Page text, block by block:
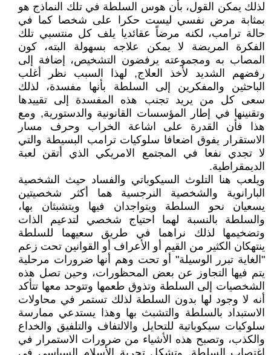
لذلك يمكن القول، بأن هوس السلطة في تلك النماذج هو
بمثابة مرض نفسي ليست حكرا على شخصا كما في
حالة ترامب، لكنه مرضاً عقائديا يلف كل منتسبي تلك
الفكرة المريضة لا يمكن علاجه بسهولة البته، كون
المصاب به ومجموعته يرفضون التشخيص، إضافة إلى
رفضهم الشديد لأخذ العلاج, لهذا السبب نظر أغلب
الباحثين والمفكرين إلى السلطة بأنها مفسدة، لذلك
سعى كل من يريد تجنب هذه المفسدة إلى تقييدها
وتقنينها في إطار المؤسسات القانونية والدستورية, ومع
هذا فأن القدرة على اشاعة الخراب وحرف مسار
الاستقرار يفوق اضعافا سلوكيات ترامب البسيطة والتي
لا تجدي نفعا في المجتمع الامريكي الذي أتقن لعبة
الديمقراطية.
ويلعب هنا التلوث السيكوباتي والفساد حيث الشخصية
البارانوية والشخصية النرجسية هما أكثر شخصيتين
يسعيان نحو السلطة ويتواجدان فيها ويتشبثان بها،
والسلطة بالنسبة لهما احتياج شخصي لتدعيم الذات
وتضخيمها لذلك نراهما في طريق سعيهما للسلطة
ينتهكان الكثير من القيم أو الأعراف أو القوانين تحت زعم
"الغاية تبرر الوسيلة" أو تحت وهم أنها ضرورات مرحلية
يتم فيها التجاوز عن بعض المحظورات، وحين تصل هذه
الشخصيات إلى السلطة وتذوق طعمها وتتوحد معها تتأكد
أنه لا وجود لها بدون السلطة لذلك تستمر في محاولات
الاستبداد بالسلطة والتشبث بها وهذا يستدعي ممارسة
سلوكيات سيكوباتية للتحايل والالتفاف والتلفيق والخداع
والكذب، وتصبح هذه الأشياء من ضرورات الاستمرار في